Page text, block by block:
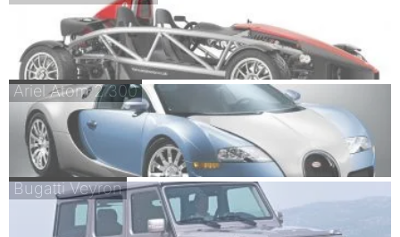
Ariel Atom 2 300
Bugatti Veyron